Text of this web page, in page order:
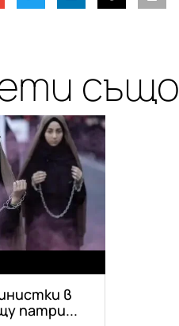
също
в
патри...